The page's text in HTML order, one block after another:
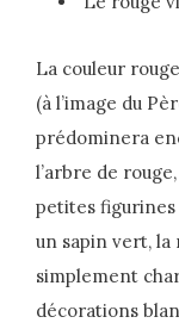
La couleur
(à l’image du
prédominera
l’arbre de
petites figurines
un sapin vert, la
simplement
décorations